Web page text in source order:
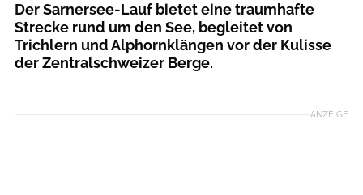
Der Sarnersee-Lauf bietet eine traumhafte
Strecke rund um den See, begleitet von
Trichlern und Alphornklängen vor der Kulisse
der Zentralschweizer Berge.
ANZEIGE